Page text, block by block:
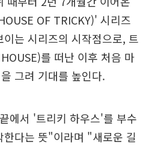
OF TRICKY)' 시리즈
는 시리즈의 시작점으로, 트
를 떠난 이후 처음 마
그려 기대를 높인다.
에서 '트리키 하우스'를 부수
한다는 뜻"이라며 "새로운 길